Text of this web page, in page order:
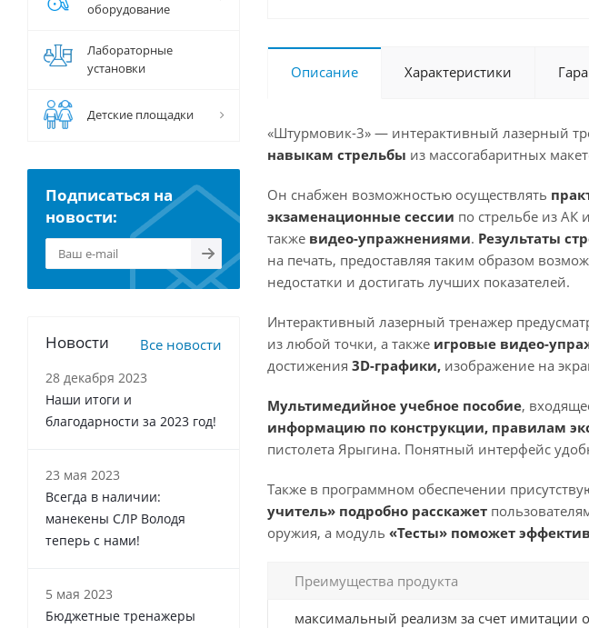
Описание Характеристики
«Штурмовик-3» — интерактивный лазерный
навыкам стрельбы из массогабаритных
Он снабжен возможностью осуществлять
экзаменационные сессии по стрельбе из
также видео-упражнениями. Результаты
на печать, предоставляя таким образом
недостатки и достигать лучших показателей.
Интерактивный лазерный тренажер
из любой точки, а также игровые видео-
достижения 3D-графики, изображение на
Мультимедийное учебное пособие,
информацию по конструкции, правилам
пистолета Ярыгина. Понятный интерфейс
Также в программном обеспечении
учитель» подробно расскажет
оружия, а модуль «Тесты» поможет
Преимущества продукта
максимальный реализм за счет имитации
оборудование
Лабораторные
установки
Детские площадки
Подписаться на
новости:
Новости Все новости
28 декабря 2023
Наши итоги и
благодарности за 2023 год!
23 мая 2023
Всегда в наличии:
манекены СЛР Володя
теперь с нами!
5 мая 2023
Бюджетные тренажеры